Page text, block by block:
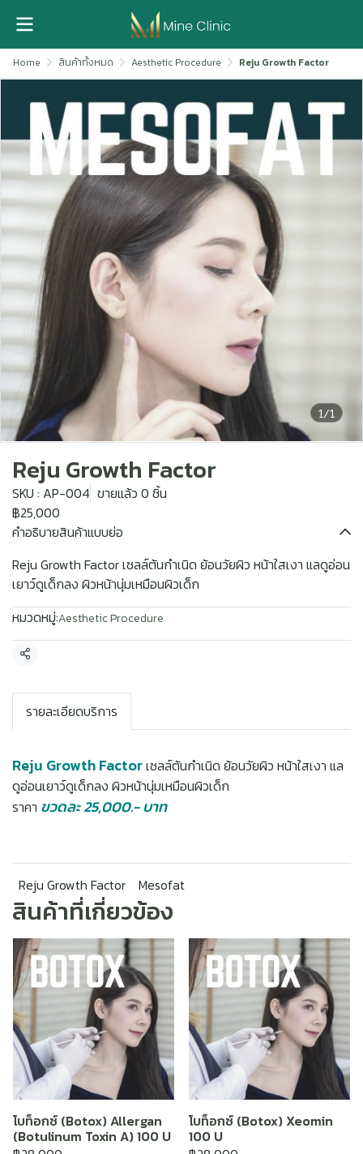
Home สินค้าทั้งหมด Aesthetic Procedure Reju Growth Factor
1/1
Reju Growth Factor
SKU : AP-004 ขายแล้ว 0 ชิ้น
฿25,000
คำอธิบายสินค้าแบบย่อ
Reju Growth Factor เซลล์ต้นกำเนิด ย้อนวัยผิว หน้าใสเงา แลดูอ่อน
เยาว์ดูเด็กลง ผิวหน้านุ่มเหมือนผิวเด็ก
หมวดหมู่:Aesthetic Procedure
แชร์
รายละเอียดบริการ
Reju Growth Factorเซลล์ต้นกำเนิด ย้อนวัยผิว หน้าใสเงา แล
ดูอ่อนเยาว์ดูเด็กลง ผิวหน้านุ่มเหมือนผิวเด็ก
ราคา ขวดละ 25,000.- บาท
Reju Growth Factor Mesofat
สินค้าที่เกี่ยวข้อง
โบท็อกซ์ (Botox) Allergan
(Botulinum Toxin A) 100 U
โบท็อกซ์ (Botox) Xeomin
100 U